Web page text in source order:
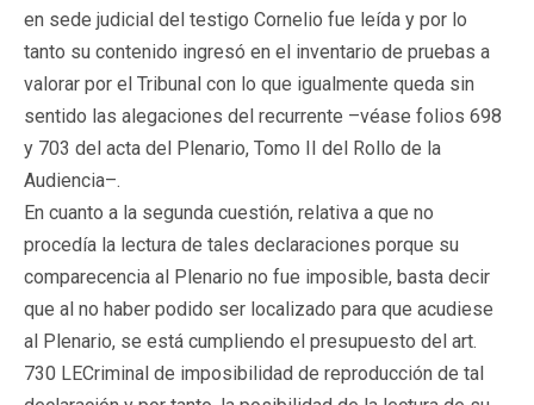
en sede judicial del testigo Cornelio fue leída y por lo
tanto su contenido ingresó en el inventario de pruebas a
valorar por el Tribunal con lo que igualmente queda sin
sentido las alegaciones del recurrente –véase folios 698
y 703 del acta del Plenario, Tomo II del Rollo de la
Audiencia–.
En cuanto a la segunda cuestión, relativa a que no
procedía la lectura de tales declaraciones porque su
comparecencia al Plenario no fue imposible, basta decir
que al no haber podido ser localizado para que acudiese
al Plenario, se está cumpliendo el presupuesto del art.
730 LECriminal de imposibilidad de reproducción de tal